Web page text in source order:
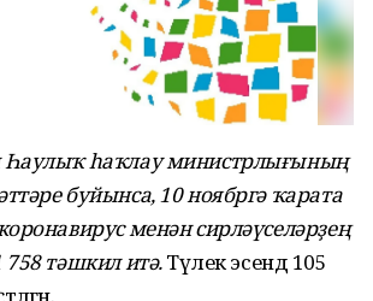
Һаулыҡ һаҡлау министрлығының
буйынса, 10 ноябргә ҡарата
менән сирләүселәрҙең
тәшкил итә.Тәүлек эсендә 105